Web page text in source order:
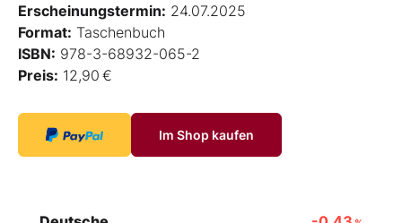
Erscheinungstermin: 24.07.2025
Format: Taschenbuch
ISBN: 978-3-68932-065-2
Preis: 12,90 €
Im Shop kaufen